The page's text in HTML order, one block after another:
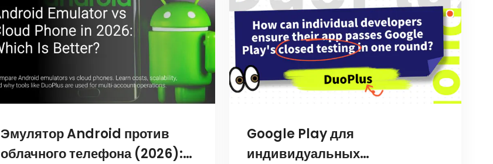
Эмулятор Android против
облачного телефона (2026):
Google Play для
индивидуальных